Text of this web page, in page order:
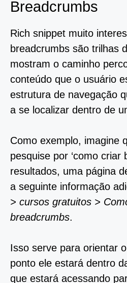
Breadcrumbs
Rich snippet muito
breadcrumbs são trilhas
mostram o caminho
conteúdo que o usuário
estrutura de navegação
a se localizar dentro de
Como exemplo, imagine
pesquise por ‘como criar
resultados, uma página
a seguinte informação
> cursos gratuitos >
breadcrumbs.
Isso serve para orientar
ponto ele estará dentro
que estará acessando